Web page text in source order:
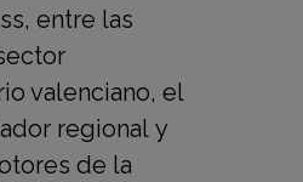
entre las
valenciano, el
regional y
de la